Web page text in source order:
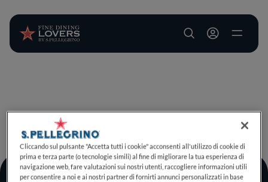
User account
TORNA A INIZIO PAGINA
Cliccando sul pulsante "Accetta tutti i cookie" acconsenti all'utilizzo di cookie di
prima e terza parte (o tecnologie simili) al fine di migliorare la tua esperienza di
navigazione web, fare valutazioni sui nostri utenti, raccogliere informazioni utili
per consentire a noi e ai nostri partner di fornirti annunci personalizzati in base